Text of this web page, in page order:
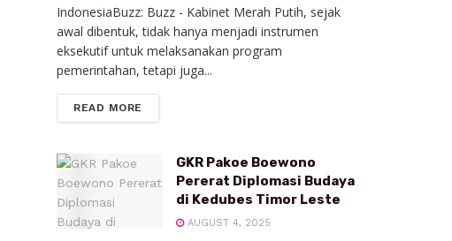
IndonesiaBuzz: Buzz - Kabinet Merah Putih, sejak
awal dibentuk, tidak hanya menjadi instrumen
eksekutif untuk melaksanakan program
pemerintahan, tetapi juga...
READ MORE
GKR Pakoe Boewono
Pererat Diplomasi Budaya
di Kedubes Timor Leste
AUGUST 4, 2025